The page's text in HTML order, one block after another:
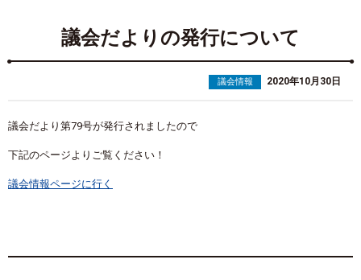
議会だよりの発行について
議会情報 2020年10月30日
議会だより第79号が発行されましたので
下記のページよりご覧ください！
議会情報ページに行く